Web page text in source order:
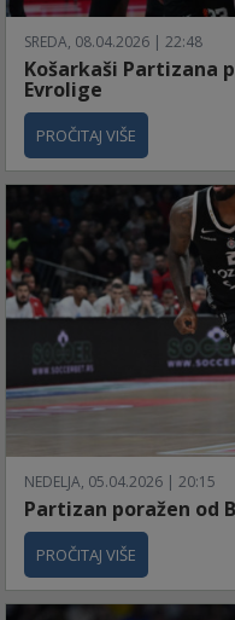
SREDA, 08.04.2026 | 22:48
Košarkaši Partizana
Evrolige
PROČITAJ VIŠE
NEDELJA, 05.04.2026 | 20:15
Partizan poražen od
PROČITAJ VIŠE